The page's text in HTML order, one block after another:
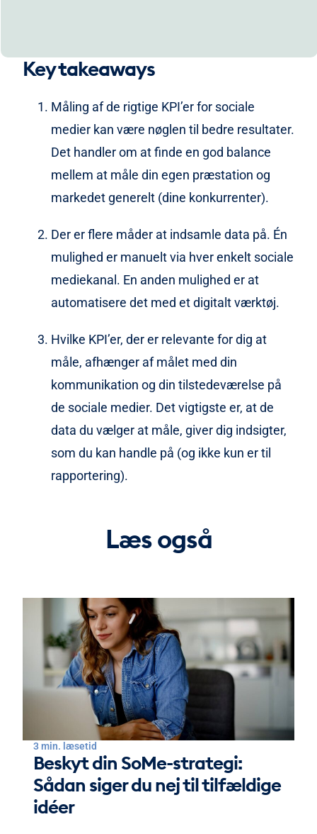
Key takeaways
Måling af de rigtige KPI’er for sociale
medier kan være nøglen til bedre resultater.
Det handler om at finde en god balance
mellem at måle din egen præstation og
markedet generelt (dine konkurrenter).
Der er flere måder at indsamle data på. Én
mulighed er manuelt via hver enkelt sociale
mediekanal. En anden mulighed er at
automatisere det med et digitalt værktøj.
Hvilke KPI’er, der er relevante for dig at
måle, afhænger af målet med din
kommunikation og din tilstedeværelse på
de sociale medier. Det vigtigste er, at de
data du vælger at måle, giver dig indsigter,
som du kan handle på (og ikke kun er til
rapportering).
Læs også
3 min. læsetid
Beskyt din SoMe-strategi:
Sådan siger du nej til tilfældige
idéer